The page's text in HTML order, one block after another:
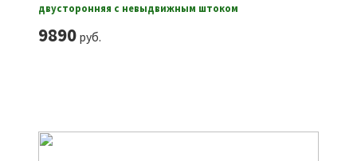
двусторонняя с невыдвижным штоком
9890руб.